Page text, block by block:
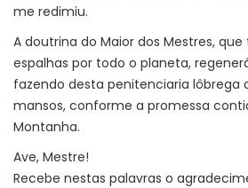
me redimiu.
A doutrina do Maior dos Mestres,
espalhas por todo o planeta,
fazendo desta penitenciaria lôbrega
mansos, conforme a promessa
Montanha.
Ave, Mestre!
Recebe nestas palavras o